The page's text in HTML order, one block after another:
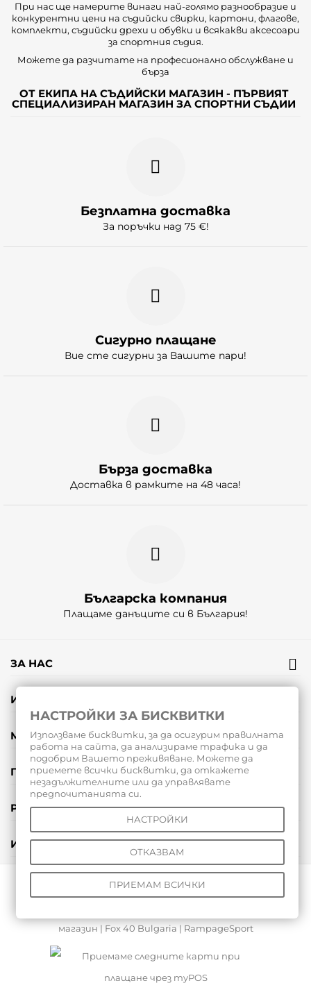
При нас ще намерите винаги най-голямо разнообразие и
конкурентни цени на съдийски свирки, картони, флагове,
комплекти, съдийски дрехи и обувки и всякакви аксесоари
за спортния съдия.
Можете да разчитате на професионално обслужване и
бърза
ОТ ЕКИПА НА СЪДИЙСКИ МАГАЗИН - ПЪРВИЯТ
СПЕЦИАЛИЗИРАН МАГАЗИН ЗА СПОРТНИ СЪДИИ
Безплатна доставка
За поръчки над 75 €!
Сигурно плащане
Вие сте сигурни за Вашите пари!
Бърза доставка
Доставка в рамките на 48 часа!
Българска компания
Плащаме данъците си в България!
ЗА НАС
ИНФОРМАЦИЯ
МОЯТ ПРОФИЛ
ПОДАРЪЧНИ ВАУЧЕРИ
РЕВЮТА
ИНСТРУМЕНТИ
© 2026 Всички права запазени |Волейболен магазин
магазин | Fox 40 Bulgaria | RampageSport
НАСТРОЙКИ ЗА БИСКВИТКИ
Използваме бисквитки, за да осигурим правилната
работа на сайта, да анализираме трафика и да
подобрим Вашето преживяване. Можете да
приемете всички бисквитки, да откажете
незадължителните или да управлявате
предпочитанията си.
НАСТРОЙКИ
ОТКАЗВАМ
ПРИЕМАМ ВСИЧКИ